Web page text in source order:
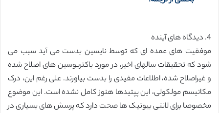
4. دیدگاه های آینده
موفقیت های عمده ای که توسط نایسین بدست می آید سبب می
شود که تحقیقات سالهای اخیر، در مورد باکتریوسین های اصلاح شده
و غیراصلاح شده، اطلاعات مفیدی را بدست بیاورند. علی رغم این، درک
مکانیسم مولکولی، این پپتیدها هنوز کامل نشده است. این موضوع
مخصوصا برای لانتی بیوتیک ها صحت دارد که پرسش های بسیاری در